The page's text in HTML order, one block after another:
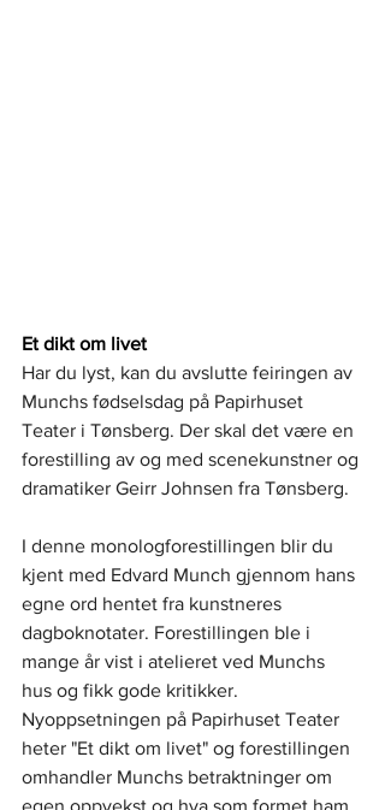
Et dikt om livet
Har du lyst, kan du avslutte feiringen av
Munchs fødselsdag på Papirhuset
Teater i Tønsberg. Der skal det være en
forestilling av og med scenekunstner og
dramatiker Geirr Johnsen fra Tønsberg.
I denne monologforestillingen blir du
kjent med Edvard Munch gjennom hans
egne ord hentet fra kunstneres
dagboknotater. Forestillingen ble i
mange år vist i atelieret ved Munchs
hus og fikk gode kritikker.
Nyoppsetningen på Papirhuset Teater
heter "Et dikt om livet" og forestillingen
omhandler Munchs betraktninger om
egen oppvekst og hva som formet ham